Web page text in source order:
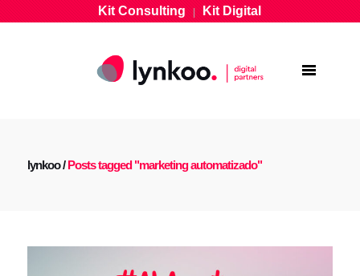
Kit Consulting|Kit Digital
lynkoo/Posts tagged "marketing automatizado"